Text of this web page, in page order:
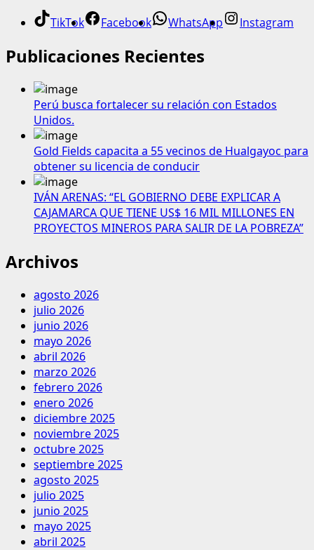
TikTok Facebook WhatsApp Instagram
Publicaciones Recientes
Perú busca fortalecer su relación con Estados
Unidos.
Gold Fields capacita a 55 vecinos de Hualgayoc para
obtener su licencia de conducir
IVÁN ARENAS: “EL GOBIERNO DEBE EXPLICAR A
CAJAMARCA QUE TIENE US$ 16 MIL MILLONES EN
PROYECTOS MINEROS PARA SALIR DE LA POBREZA”
Archivos
agosto 2026
julio 2026
junio 2026
mayo 2026
abril 2026
marzo 2026
febrero 2026
enero 2026
diciembre 2025
noviembre 2025
octubre 2025
septiembre 2025
agosto 2025
julio 2025
junio 2025
mayo 2025
abril 2025